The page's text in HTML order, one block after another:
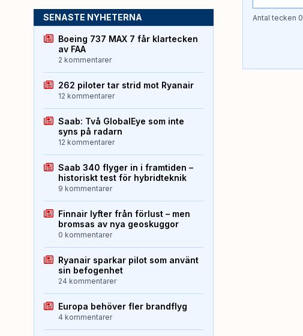
Antal tecken 0
SENASTE NYHETERNA
Boeing 737 MAX 7 får klartecken
av FAA
2 kommentarer
262 piloter tar strid mot Ryanair
12 kommentarer
Saab: Två GlobalEye som inte
syns på radarn
12 kommentarer
Saab 340 flyger in i framtiden –
historiskt test för hybridteknik
9 kommentarer
Finnair lyfter från förlust – men
bromsas av nya geoskuggor
0 kommentarer
Ryanair sparkar pilot som använt
sin befogenhet
24 kommentarer
Europa behöver fler brandflyg
4 kommentarer